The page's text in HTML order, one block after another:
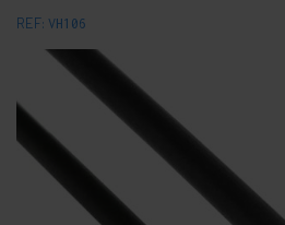
REF: VH106